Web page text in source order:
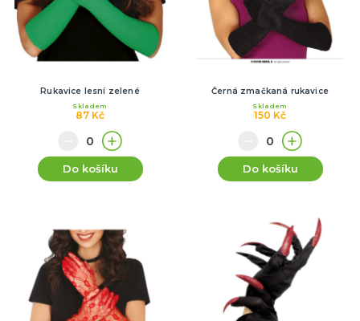
Rukavice lesní zelené
87 Kč
Skladem
Do košíku
Černá zmačkaná rukavice
150 Kč
Skladem
Do košíku